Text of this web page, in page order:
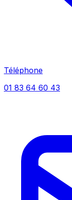
Téléphone
01 83 64 60 43